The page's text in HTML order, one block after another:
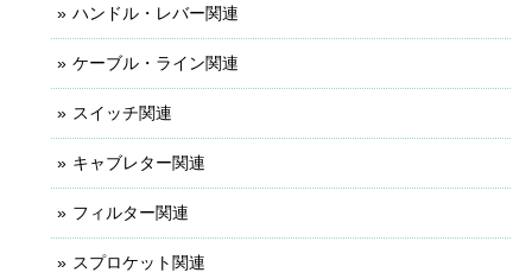
ハンドル・レバー関連
ケーブル・ライン関連
スイッチ関連
キャブレター関連
フィルター関連
スプロケット関連